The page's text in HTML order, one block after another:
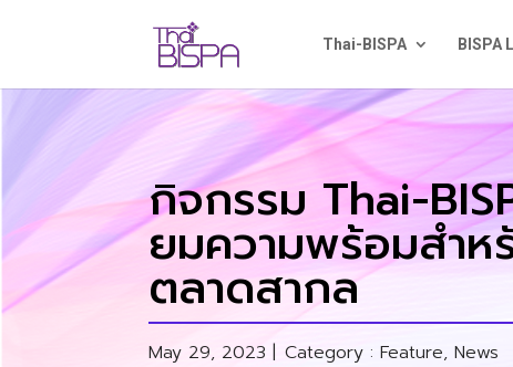
Thai-BISPA BISPA
กิจกรรม Thai-
ยมความพร้อมสำห
ตลาดสากล
May 29, 2023 | Category :Feature,News